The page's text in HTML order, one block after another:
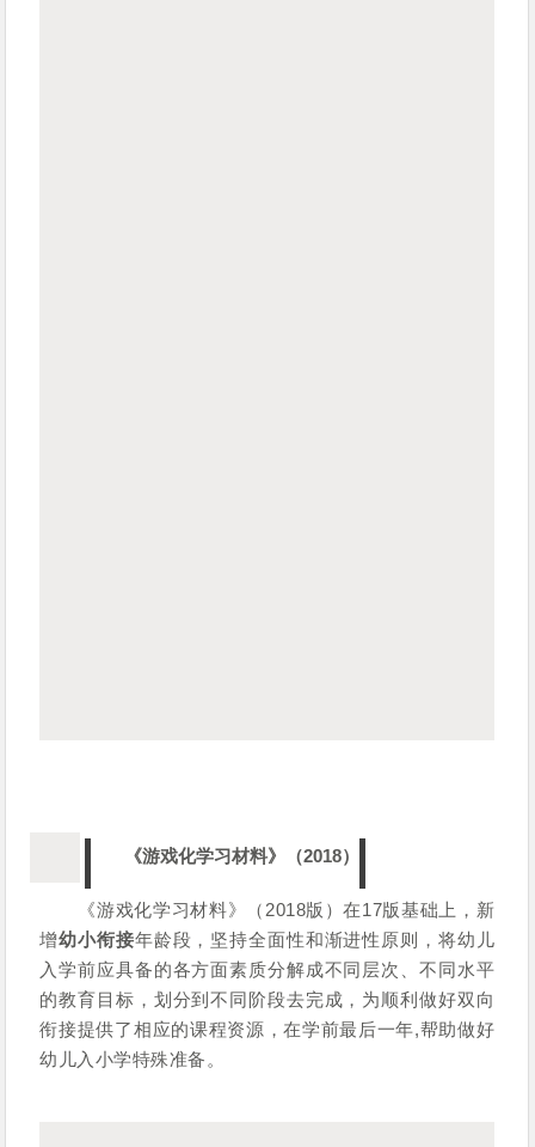
《游戏化学习材料》（2018）
《游戏化学习材料》（2018版）在17版基础上，新
增幼小衔接年龄段，坚持全面性和渐进性原则，将幼儿
入学前应具备的各方面素质分解成不同层次、不同水平
的教育目标，划分到不同阶段去完成，为顺利做好双向
衔接提供了相应的课程资源，在学前最后一年,帮助做好
幼儿入小学特殊准备。